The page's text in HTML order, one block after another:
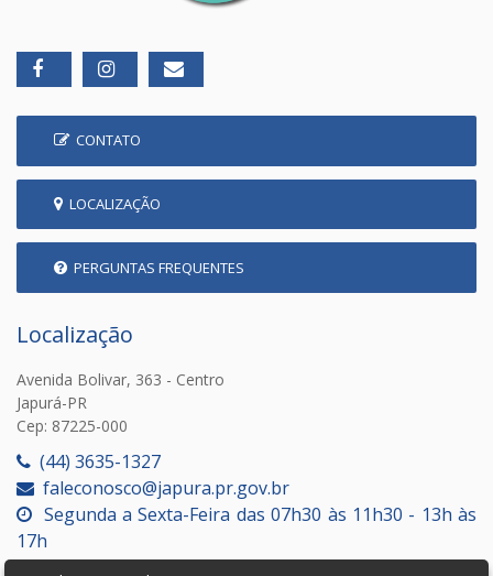
CONTATO
LOCALIZAÇÃO
PERGUNTAS FREQUENTES
Localização
Avenida Bolivar, 363 - Centro
Japurá-PR
Cep: 87225-000
(44) 3635-1327
faleconosco@japura.pr.gov.br
Segunda a Sexta-Feira das 07h30 às 11h30 - 13h às
17h